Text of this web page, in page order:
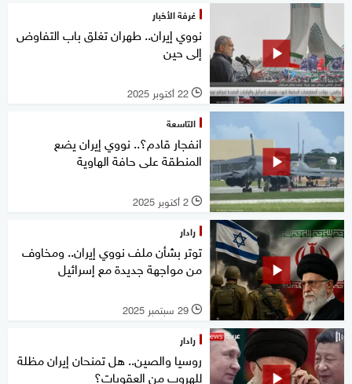
غرفة الأخبار
نووي إيران.. طهران تغلق باب التفاوض
إلى حين
l 22 أكتوبر 2025
التاسعة
انفجار قادم؟.. نووي إيران يضع
المنطقة على حافة الهاوية
l 2 أكتوبر 2025
رادار
توتر بشأن ملف نووي إيران.. ومخاوف
من مواجهة جديدة مع إسرائيل
l 29 سبتمبر 2025
رادار
روسيا والصين.. هل تمنحان إيران مظلة
للهروب من العقوبات؟